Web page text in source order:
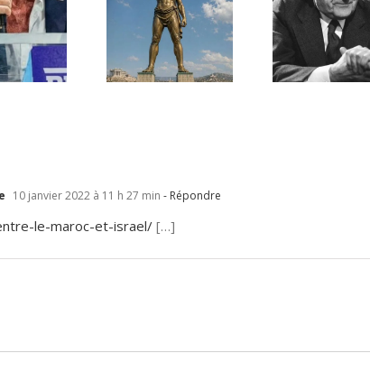
Ile de Rhodes ;
un foyer juif
déserté
Une lettre
inédite de
Malraux sur
l’État d’Israël |
PAR « LA REGLE
10 janvier 2022 à 11 h 27 min - Répondre
le-maroc-et-israel/ […]